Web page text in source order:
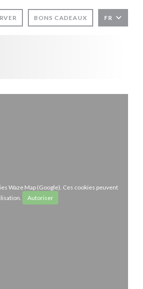
BONS CADEAUX FR
Waze Map (Google). Ces cookies peuvent
Autoriser